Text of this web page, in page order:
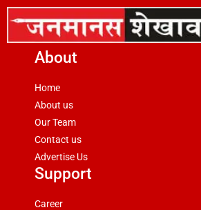
About
Home
About us
Our Team
Contact us
Advertise Us
Support
Career